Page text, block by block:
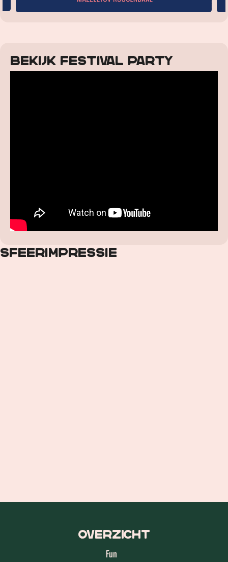
Bekijk festival party
Sfeerimpressie
Overzicht
Fun